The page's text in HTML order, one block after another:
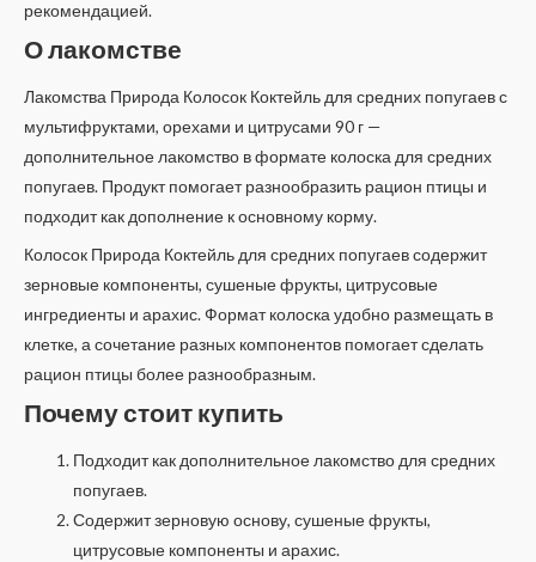
рекомендацией.
О лакомстве
Лакомства Природа Колосок Коктейль для средних попугаев с
мультифруктами, орехами и цитрусами 90 г —
дополнительное лакомство в формате колоска для средних
попугаев. Продукт помогает разнообразить рацион птицы и
подходит как дополнение к основному корму.
Колосок Природа Коктейль для средних попугаев содержит
зерновые компоненты, сушеные фрукты, цитрусовые
ингредиенты и арахис. Формат колоска удобно размещать в
клетке, а сочетание разных компонентов помогает сделать
рацион птицы более разнообразным.
Почему стоит купить
Подходит как дополнительное лакомство для средних
попугаев.
Содержит зерновую основу, сушеные фрукты,
цитрусовые компоненты и арахис.